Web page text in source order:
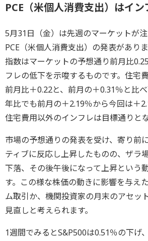
PCE（米個人消費支出）はイ
5月31日（金）は先週のマーケットが
PCE（米個人消費支出）の発表があり
指数はマーケットの予想通り前月比
フレの低下を示唆するものです。住宅
前月比＋0.22と、前月の＋0.31％と比
年比でも前月の＋2.19％から今回は＋
住宅費用以外のインフレは目標通りとな
市場の予想通りの発表を受け、寄り前
ティブに反応し上昇したものの、ザラ
下落、その後午後になって上昇という
す。この様な株価の動きに影響を与え
ム取引か、機関投資家の月末のアセッ
見直しと考えられます。
1週間でみるとS&P500は0.51％の下げ